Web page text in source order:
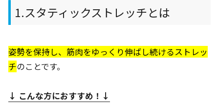
1.スタティックストレッチとは
姿勢を保持し、筋肉をゆっくり伸ばし続けるストレッ
チのことです。
↓ こんな方におすすめ ！↓